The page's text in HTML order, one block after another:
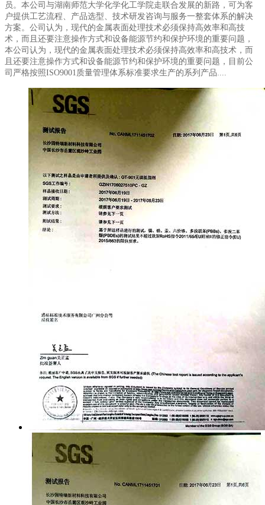
员。本公司与湖南师范大学化学化工学院走联合发展的新路，可为客
户提供工艺流程、产品选型、技术研发咨询与服务一整套体系的解决
方案。公司认为，现代的金属表面处理技术必须保持高效率和高技
术，而且还要注意操作方式和设备能源节约和保护环境的重要问题，
本公司认为，现代的金属表面处理技术必须保持高效率和高技术，而
且还要注意操作方式和设备能源节约和保护环境的重要问题，目前公
司严格按照ISO9001质量管理体系标准要求生产的系列产品....